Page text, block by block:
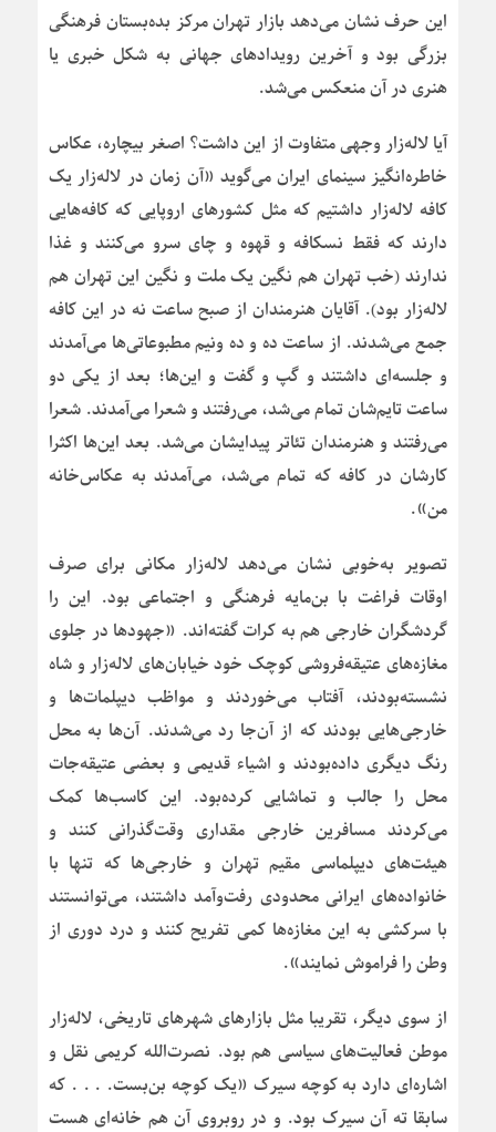
این حرف نشان می‌دهد بازار تهران مرکز بده‌بستان فرهنگی
بزرگی بود و آخرین رویدادهای جهانی به شکل خبری یا
هنری در آن منعکس می‌شد.
آیا لاله‌زار وجهی متفاوت از این داشت؟ اصغر بیچاره، عکاس
خاطره‌انگیز سینمای ایران می‌گوید «آن زمان در لاله‌زار یک
کافه لاله‌زار داشتیم که مثل کشورهای اروپایی که کافه‌هایی
دارند که فقط نسکافه و قهوه و چای سرو می‌کنند و غذا
ندارند (خب تهران هم نگین یک ملت و نگین این تهران هم
لاله‌زار بود). آقایان هنرمندان از صبح ساعت نه در این کافه
جمع می‌شدند. از ساعت ده و ده ونیم مطبوعاتی‌ها می‌آمدند
و جلسه‌ای داشتند و گپ و گفت و این‌ها؛ بعد از یکی دو
ساعت تایم‌شان تمام می‌شد، می‌رفتند و شعرا می‌آمدند. شعرا
می‌رفتند و هنرمندان تئاتر پیدایشان می‌شد. بعد این‌ها اکثرا
کارشان در کافه که تمام می‌شد، می‌آمدند به عکاس‌خانه
من».
تصویر به‌خوبی نشان می‌دهد لاله‌زار مکانی برای صرف
اوقات فراغت با بن‌مایه فرهنگی و اجتماعی بود. این را
گردشگران خارجی هم به کرات گفته‌اند. «جهودها در جلوی
مغازه‌های عتیقه‌فروشی کوچک خود خیابان‌های لاله‌زار و شاه
نشسته‌بودند، آفتاب می‌خوردند و مواظب دیپلمات‌ها و
خارجی‌هایی بودند که از آن‌جا رد می‌شدند. آن‌ها به محل
رنگ دیگری داده‌بودند و اشیاء قدیمی و بعضی عتیقه‌جات
محل را جالب و تماشایی کرده‌بود. این کاسب‌ها کمک
می‌کردند مسافرین خارجی مقداری وقت‌گذرانی کنند و
هیئت‌های دیپلماسی مقیم تهران و خارجی‌ها که تنها با
خانواده‌های ایرانی محدودی رفت‌وآمد داشتند، می‌توانستند
با سرکشی به این مغازه‌ها کمی تفریح کنند و درد دوری از
وطن را فراموش نمایند».
از سوی دیگر، تقریبا مثل بازارهای شهرهای تاریخی، لاله‌زار
موطن فعالیت‌های سیاسی هم بود. نصرت‌الله کریمی نقل و
اشاره‌ای دارد به کوچه سیرک «یک کوچه بن‌بست. . . . که
سابقا ته آن سیرک بود. و در روبروی آن هم خانه‌ای هست